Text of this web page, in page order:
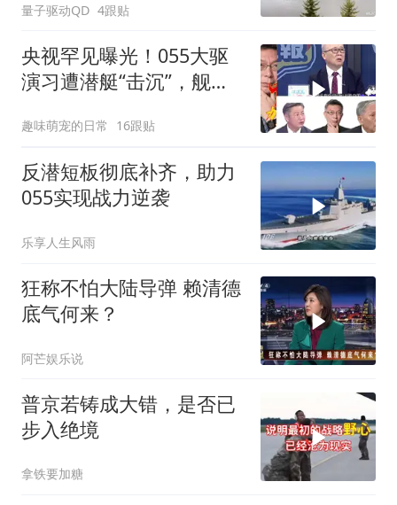
量子驱动QD 4跟贴
央视罕见曝光！055大驱
演习遭潜艇“击沉”，舰长
趣味萌宠的日常 16跟贴
反潜短板彻底补齐，助力
055实现战力逆袭
乐享人生风雨
狂称不怕大陆导弹 赖清德
底气何来？
阿芒娱乐说
普京若铸成大错，是否已
步入绝境
拿铁要加糖